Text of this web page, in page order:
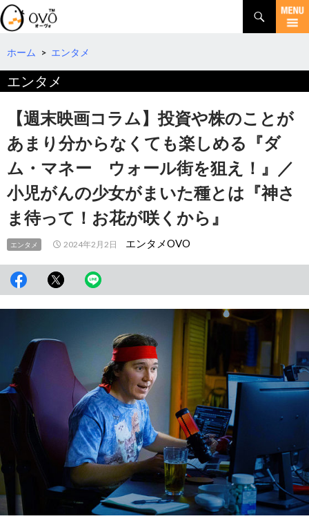
検
索
コ
テ
へ
ホーム > エンタメ
エンタメ
【週末映画コラム】投資や株のことが
あまり分からなくても楽しめる『ダ
ム・マネー ウォール街を狙え！』／
小児がんの少女がまいた種とは『神さ
ま待って！お花が咲くから』
エンタメ 2024年2月2日 エンタメOVO